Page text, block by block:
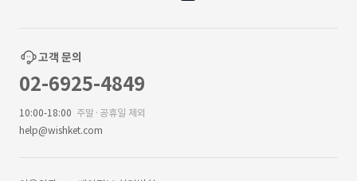
고객 문의
02-6925-4849
10:00-18:00 주말·공휴일 제외
help@wishket.com